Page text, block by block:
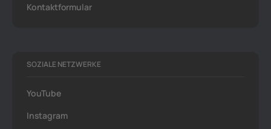
Kontaktformular
SOZIALE NETZWERKE
YouTube
Instagram